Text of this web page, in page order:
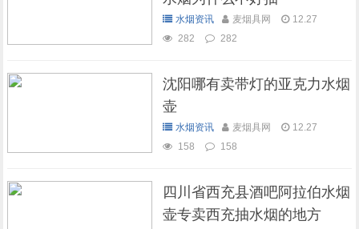
水烟资讯 麦烟具网
12.27
282
282
沈阳哪有卖带灯的亚克力水烟
壶
水烟资讯 麦烟具网
12.27
158
158
四川省西充县酒吧阿拉伯水烟
壶专卖西充抽水烟的地方